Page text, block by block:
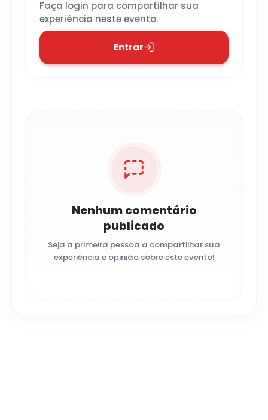
Faça login para compartilhar sua
experiência neste evento.
Entrar
Nenhum comentário
publicado
Seja a primeira pessoa a compartilhar sua
experiência e opinião sobre este evento!